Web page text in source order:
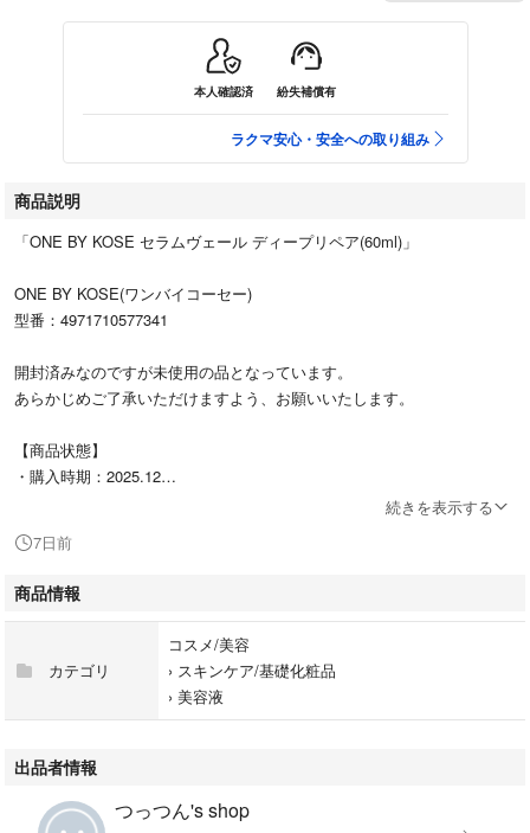
本人確認済 紛失補償有
ラクマ安心・安全への取り組み
商品説明
「ONE BY KOSE セラムヴェール ディープリペア(60ml)」
ONE BY KOSE(ワンバイコーセー)
型番：4971710577341
開封済みなのですが未使用の品となっています。
あらかじめご了承いただけますよう、お願いいたします。
【商品状態】
・購入時期：2025.12
#4971710577341
#コスメ/美容
#スキンケア/基礎化粧品
続きを表示する
7日前
商品情報
カテゴリ
コスメ/美容
› スキンケア/基礎化粧品
› 美容液
出品者情報
つっつん's shop